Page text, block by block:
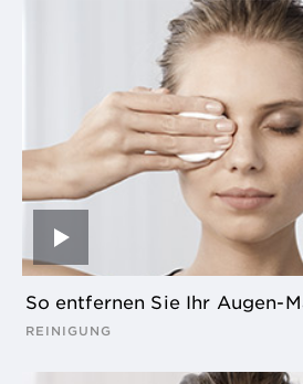
So entfernen Sie Ihr Augen-
REINIGUNG